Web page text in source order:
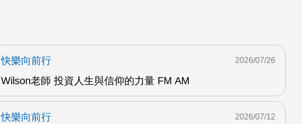
快樂向前行
Wilson老師 投資人生與信仰的力量 FM AM
2026/07/26
快樂向前行
2026/07/12